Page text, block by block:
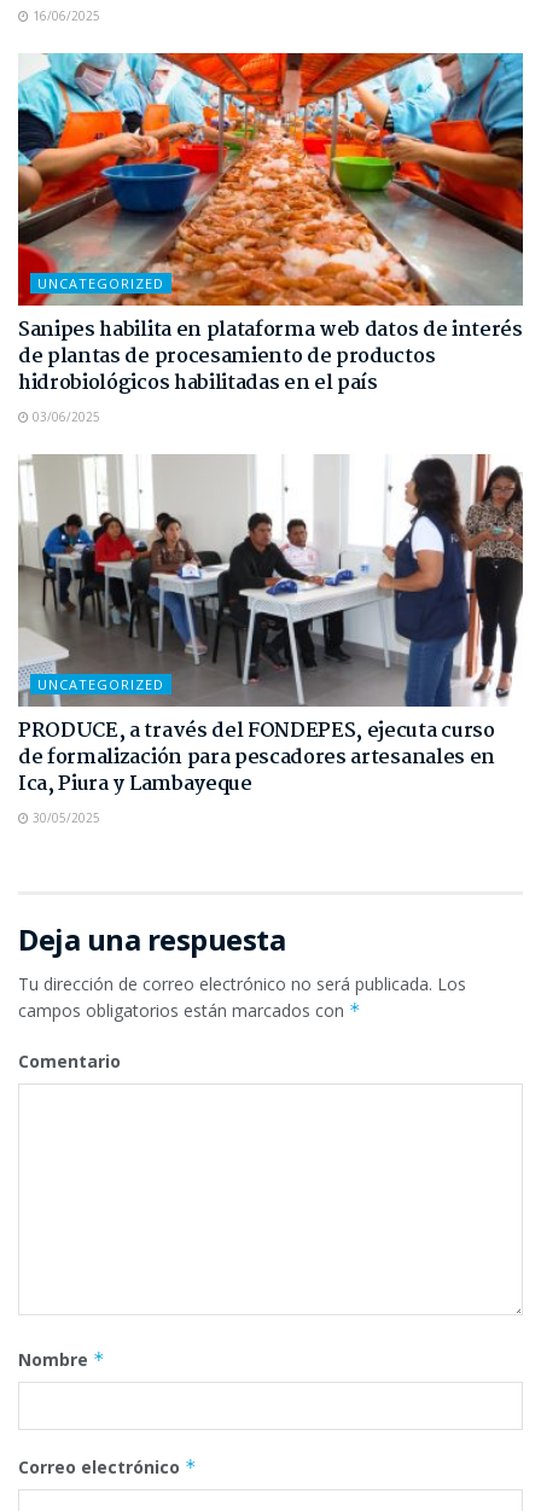
16/06/2025
UNCATEGORIZED
Sanipes habilita en plataforma web datos de interés
de plantas de procesamiento de productos
hidrobiológicos habilitadas en el país
03/06/2025
UNCATEGORIZED
PRODUCE, a través del FONDEPES, ejecuta curso
de formalización para pescadores artesanales en
Ica, Piura y Lambayeque
30/05/2025
Deja una respuesta
Tu dirección de correo electrónico no será publicada. Los
campos obligatorios están marcados con *
Comentario
Nombre *
Correo electrónico *